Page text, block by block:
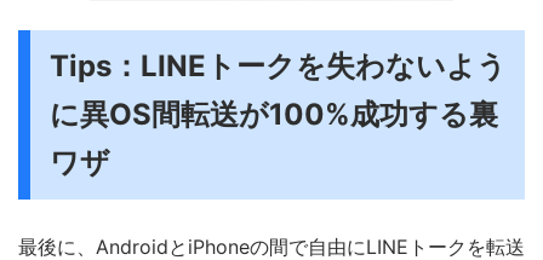
Tips：LINEトークを失わないよう
に異OS間転送が100%成功する裏
ワザ
最後に、AndroidとiPhoneの間で自由にLINEトークを転送